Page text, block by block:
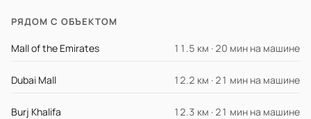
РЯДОМ С ОБЪЕКТОМ
Mall of the Emirates 11.5 км · 20 мин на машине
Dubai Mall 12.2 км · 21 мин на машине
Burj Khalifa 12.3 км · 21 мин на машине